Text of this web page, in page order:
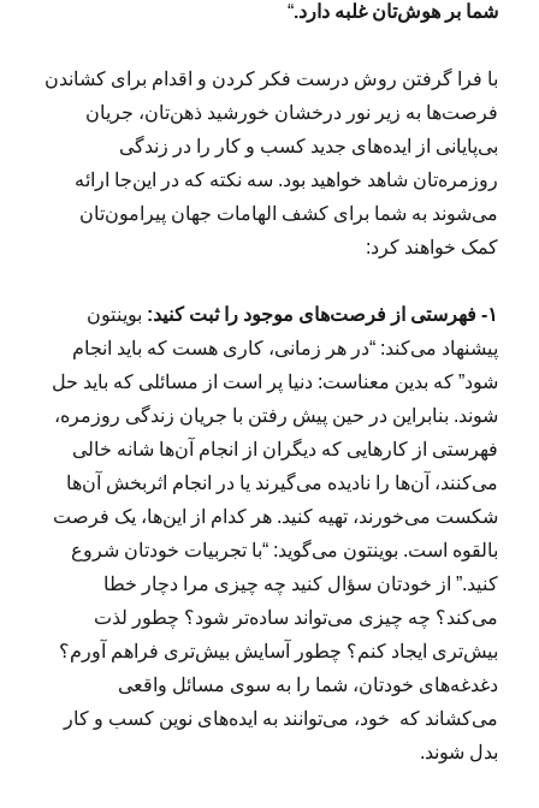
شما بر هوش‌تان غلبه دارد.“
با فرا گرفتن روش درست فکر کردن و اقدام برای کشاندن
فرصت‌ها به زیر نور درخشان خورشید ذهن‌تان، جریان
بی‌پایانی از ایده‌های جدید کسب و کار را در زندگی
روزمره‌تان شاهد خواهید بود. سه نکته که در این‌جا ارائه
می‌شوند به شما برای کشف الهامات جهان پیرامون‌تان
کمک خواهند کرد:
۱- فهرستی از فرصت‌های موجود را ثبت کنید:
بوینتون
پیشنهاد می‌کند: “در هر زمانی، کاری هست که باید انجام
شود” که بدین معناست: دنیا پر است از مسائلی که باید حل
شوند. بنابراین در حین پیش رفتن با جریان زندگی روزمره،
فهرستی از کارهایی که دیگران از انجام آن‌ها شانه خالی
می‌کنند، آن‌ها را نادیده می‌گیرند یا در انجام اثربخش آن‌ها
شکست می‌خورند، تهیه کنید. هر کدام از این‌ها، یک فرصت
بالقوه است. بوینتون می‌گوید: “با تجربیات خودتان شروع
کنید.” از خودتان سؤال کنید چه چیزی مرا دچار خطا
می‌کند؟ چه چیزی می‌تواند ساده‌تر شود؟ چطور لذت
بیش‌تری ایجاد کنم؟ چطور آسایش بیش‌تری فراهم آورم؟
دغدغه‌های خودتان، شما را به سوی مسائل واقعی
می‌کشاند که خود، می‌توانند به ایده‌های نوین کسب و کار
بدل شوند.